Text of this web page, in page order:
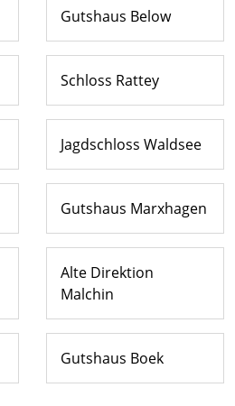
Gutshaus Below
Schloss Rattey
Jagdschloss Waldsee
Gutshaus Marxhagen
Alte Direktion
Malchin
Gutshaus Boek